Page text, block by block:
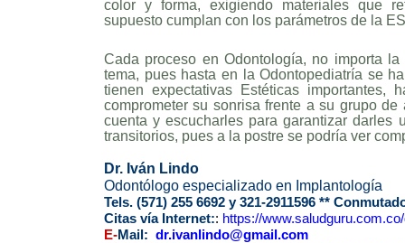
color y forma, exigiendo materiales que
supuesto cumplan con los parámetros de la
Cada proceso en Odontología, no importa
tema, pues hasta en la Odontopediatría se
tienen expectativas Estéticas importantes,
comprometer su sonrisa frente a su grupo
cuenta y escucharles para garantizar darles
transitorios, pues a la postre se podría ver
Dr. Iván Lindo
Odontólogo especializado en Implantología
Tels. (571) 255 6692 y 321-2911596 **
Citas vía Internet:: https://www.
E-Mail: dr.ivanlindo@gmail.com